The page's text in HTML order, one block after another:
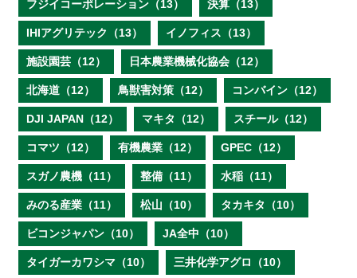
フジイコーポレーション（13） 決算（13）
IHIアグリテック（13） イノフィス（13）
施設園芸（12） 日本農業機械化協会（12）
北海道（12） 鳥獣害対策（12） コンバイン（12）
DJI JAPAN（12） マキタ（12） スチール（12）
コマツ（12） 有機農業（12） GPEC（12）
スガノ農機（11） 整備（11） 水稲（11）
みのる産業（11） 松山（10） タカキタ（10）
ビコンジャパン（10） JA全中（10）
タイガーカワシマ（10） 三井化学アグロ（10）